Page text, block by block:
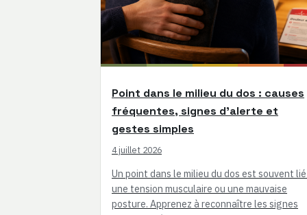
Point dans le milieu du dos : causes
fréquentes, signes d’alerte et
gestes simples
4 juillet 2026
Un point dans le milieu du dos est souvent
une tension musculaire ou une mauvaise
posture. Apprenez à reconnaître les signes